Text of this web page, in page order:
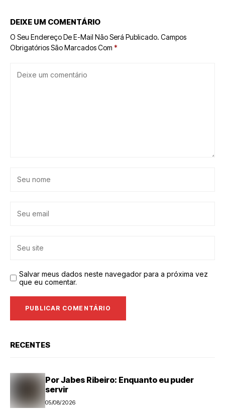
DEIXE UM COMENTÁRIO
O Seu Endereço De E-Mail Não Será Publicado. Campos
Obrigatórios São Marcados Com *
Salvar meus dados neste navegador para a próxima vez
que eu comentar.
RECENTES
Por Jabes Ribeiro: Enquanto eu puder
servir
05/08/2026